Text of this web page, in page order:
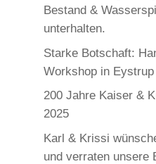
Bestand &
unterhalten.
Starke Botschaft:
Workshop in Eystrup
200 Jahre Kaiser &
2025
Karl & Krissi
und verraten unsere